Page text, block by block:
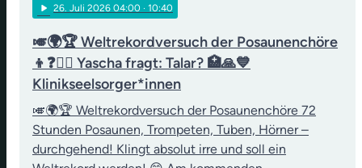
play_arrow 26. Juli 2026 04:00 · 10:40
🎺🌍🏆 Weltrekordversuch der Posaunenchöre
👦❓👨‍⚖️ Yascha fragt: Talar? 🏥🙏💙
Klinikseelsorger*innen
🎺🌍🏆 Weltrekordversuch der Posaunenchöre 72
Stunden Posaunen, Trompeten, Tuben, Hörner –
durchgehend! Klingt absolut irre und soll ein